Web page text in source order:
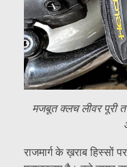
मजबूत क्लच लीवर पूरी
राजमार्ग के ख़राब हिस्सों